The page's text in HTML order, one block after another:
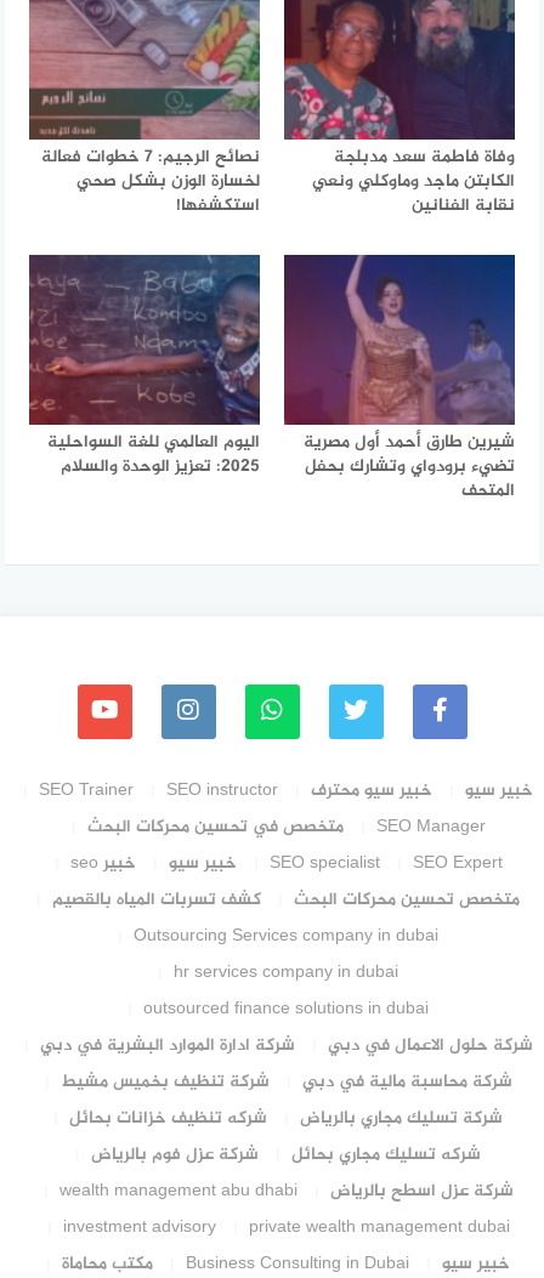
وفاة فاطمة سعد مدبلجة
الكابتن ماجد وماوكلي ونعي
نقابة الفنانين
نصائح الرجيم: 7 خطوات فعالة
لخسارة الوزن بشكل صحي
استكشفها!
شيرين طارق أحمد أول مصرية
تضيء برودواي وتشارك بحفل
المتحف
اليوم العالمي للغة السواحلية
2025: تعزيز الوحدة والسلام
خبير سيو خبير سيو محترف SEO instructor
SEO Trainer
SEO Manager
متخصص في تحسين محركات البحث
SEO Expert
SEO specialist خبير سيو
خبير seo
متخصص تحسين محركات البحث
كشف تسربات المياه بالقصيم
Outsourcing Services company in dubai
hr services company in dubai
outsourced finance solutions in dubai
شركة حلول الاعمال في دبي
شركة ادارة الموارد البشرية في دبي
شركة محاسبة مالية في دبي
شركة تنظيف بخميس مشيط
شركة تسليك مجاري بالرياض
شركه تنظيف خزانات بحائل
شركه تسليك مجاري بحائل
شركة عزل فوم بالرياض
شركة عزل اسطح بالرياض
wealth management abu dhabi
private wealth management dubai
investment advisory
خبير سيو
Business Consulting in Dubai مكتب محاماة